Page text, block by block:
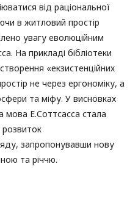
від раціональної
в житловий простір
увагу еволюційним
На прикладі бібліотеки
«екзистенційних
не через ергономіку, а
та міфу. У висновках
мова Е.Соттсасса стала
запропонувавши нову
та річчю.